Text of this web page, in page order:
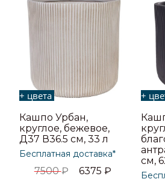
+ цвета
Кашпо Урбан,
круглое, бежевое,
Д37 В36.5 см, 33 л
Бесплатная доставка*
7500₽ 6375 ₽
+
см,